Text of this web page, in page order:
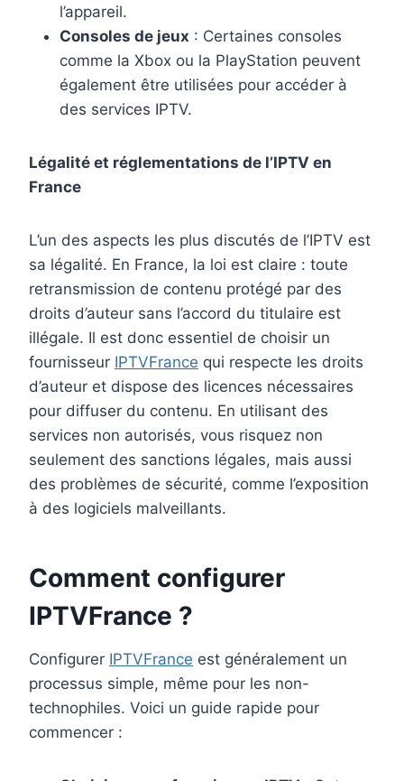
l’appareil.
Consoles de jeux : Certaines consoles
comme la Xbox ou la PlayStation peuvent
également être utilisées pour accéder à
des services IPTV.
Légalité et réglementations de l’IPTV en
France
L’un des aspects les plus discutés de l’IPTV est
sa légalité. En France, la loi est claire : toute
retransmission de contenu protégé par des
droits d’auteur sans l’accord du titulaire est
illégale. Il est donc essentiel de choisir un
fournisseur IPTVFrance qui respecte les droits
d’auteur et dispose des licences nécessaires
pour diffuser du contenu. En utilisant des
services non autorisés, vous risquez non
seulement des sanctions légales, mais aussi
des problèmes de sécurité, comme l’exposition
à des logiciels malveillants.
Comment configurer
IPTVFrance ?
Configurer IPTVFrance est généralement un
processus simple, même pour les non-
technophiles. Voici un guide rapide pour
commencer :